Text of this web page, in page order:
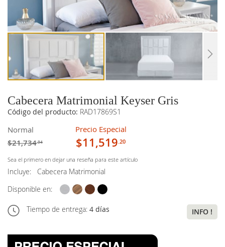
Cabecera Matrimonial Keyser Gris
Código del producto: RAD17869S1
Normal
$21,734.34
Precio Especial
$11,519.20
Sea el primero en dejar una reseña para este artículo
Incluye:
Cabecera Matrimonial
Disponible en:
Tiempo de entrega: 4 días INFO !